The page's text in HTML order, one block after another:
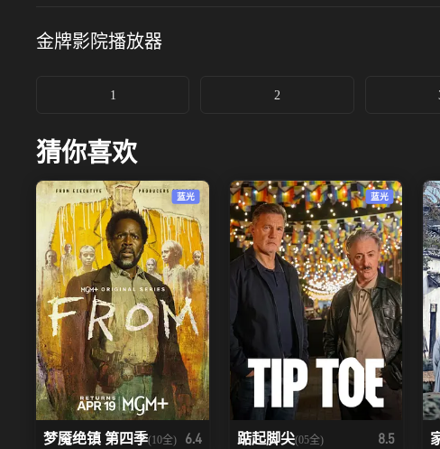
金牌影院播放器
1 2
猜你喜欢
蓝光
梦魇绝镇 第四季(10全) 6.4
蓝光
踮起脚尖(05全) 8.5